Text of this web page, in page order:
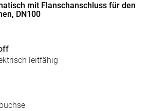
mit Flanschanschluss für den
DN100
leitfähig